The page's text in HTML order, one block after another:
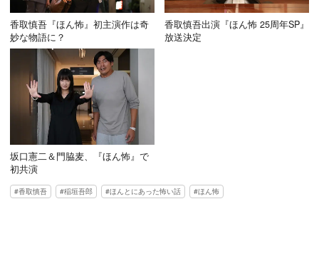
香取慎吾『ほん怖』初主演作は奇
妙な物語に？
香取慎吾出演『ほん怖 25周年SP』
放送決定
坂口憲二＆門脇麦、『ほん怖』で
初共演
香取慎吾 稲垣吾郎 ほんとにあった怖い話 ほん怖